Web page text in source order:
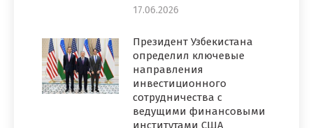
17.06.2026
Президент Узбекистана
определил ключевые
направления
инвестиционного
сотрудничества с
ведущими финансовыми
институтами США